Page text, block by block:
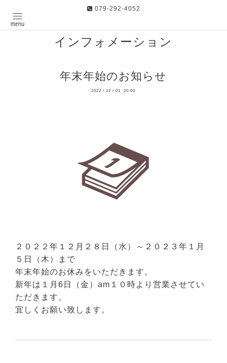
079-292-4052
インフォメーション
年末年始のお知らせ
2022 /12 /01 20:00
２０２２年１２月２８日（水）
～２０２３年１月
５日（木）まで
年末年始のお休みをいただきます。
新年は１月6日（金）am１０時より営業させてい
ただきます。
宜しくお願い致します。